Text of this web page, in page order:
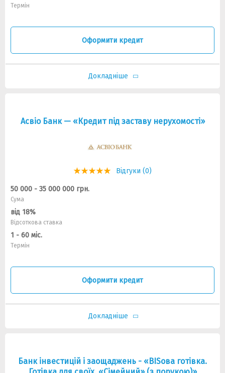
Термін
Оформити кредит
Докладніше
Асвіо Банк — «Кредит під заставу нерухомості»
Відгуки (0)
50 000 - 35 000 000 грн.
Сума
від 18%
Відсоткова ставка
1 - 60 міс.
Термін
Оформити кредит
Докладніше
Банк інвестицій і заощаджень - «BISова готівка.